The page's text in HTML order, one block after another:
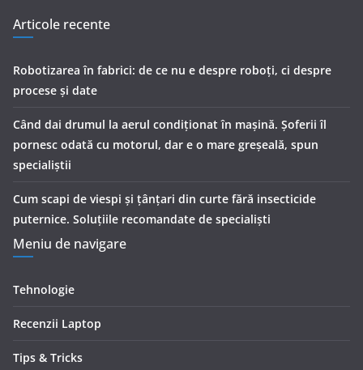
Articole recente
Robotizarea în fabrici: de ce nu e despre roboți, ci despre
procese și date
Când dai drumul la aerul condiţionat în maşină. Şoferii îl
pornesc odată cu motorul, dar e o mare greşeală, spun
specialiştii
Cum scapi de viespi și țânțari din curte fără insecticide
puternice. Soluțiile recomandate de specialiști
Meniu de navigare
Tehnologie
Recenzii Laptop
Tips & Tricks